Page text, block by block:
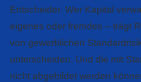
Entscheider. Wer Kapital
eigenes oder fremdes – trägt
von gewerblichen
unterscheiden. Und die mit
nicht abgebildet werden